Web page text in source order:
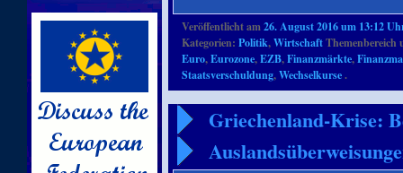
Veröffentlicht am26. August 2016 um 13:12
Kategorien:Politik,Wirtschaft
Euro,Eurozone,EZB,Finanzmärkte,
Staatsverschuldung,Wechselkurse.
Griechenland-Krise: